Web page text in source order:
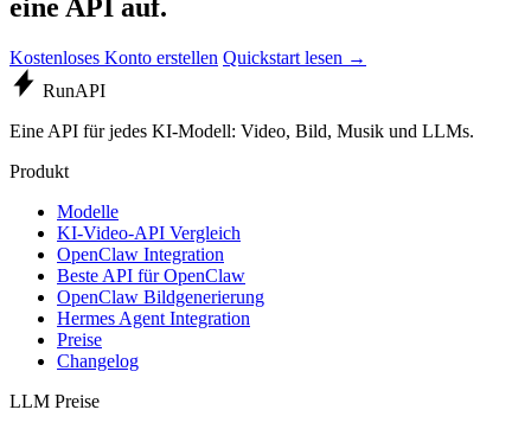
eine API auf.
Kostenloses Konto erstellen Quickstart lesen →
RunAPI
Eine API für jedes KI-Modell: Video, Bild, Musik und LLMs.
Produkt
Modelle
KI-Video-API Vergleich
OpenClaw Integration
Beste API für OpenClaw
OpenClaw Bildgenerierung
Hermes Agent Integration
Preise
Changelog
LLM Preise